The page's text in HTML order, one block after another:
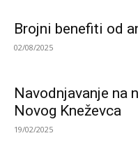
Brojni benefiti od
02/08/2025
Navodnjavanje na
Novog Kneževca
19/02/2025